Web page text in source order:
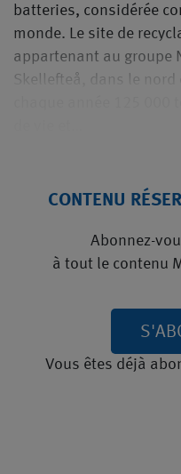
batteries, considérée
monde. Le site de
appartenant au groupe
Skellefteå, dans le nord
CONTENU
Abonnez-
à tout le contenu
Vous êtes déjà